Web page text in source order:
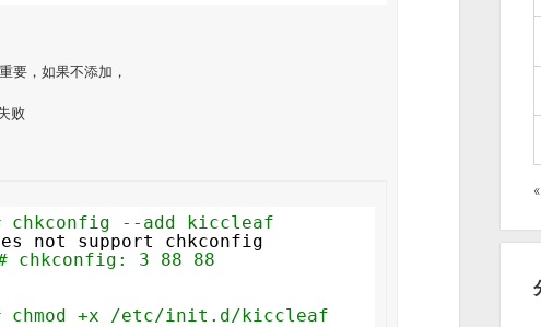
，如果不添加，
败
chkconfig --add kiccleaf
not support chkconfig
加# chkconfig: 3 88 88
chmod +x /etc/init.d/kiccleaf